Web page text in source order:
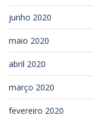
junho 2020
maio 2020
abril 2020
março 2020
fevereiro 2020